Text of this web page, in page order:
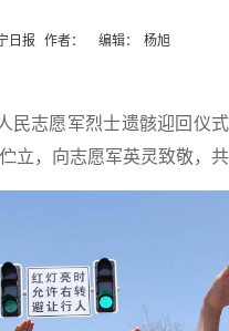
日报 作者： 编辑： 杨旭
志愿军烈士遗骸迎回仪
立，向志愿军英灵致敬，